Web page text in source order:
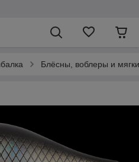
Блёсны, воблеры и